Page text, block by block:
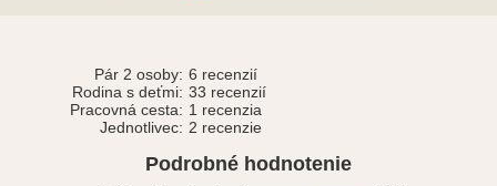
Pár 2 osoby: 6 recenzií
Rodina s deťmi: 33 recenzií
Pracovná cesta: 1 recenzia
Jednotlivec: 2 recenzie
Podrobné hodnotenie